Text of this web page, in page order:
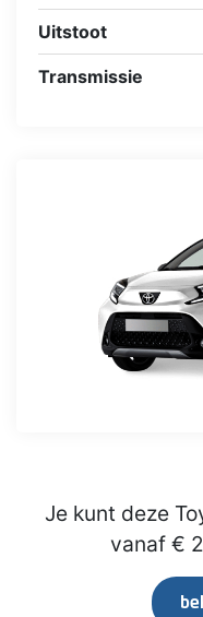
Uitstoot
Transmissie
Je kunt deze
vanaf €